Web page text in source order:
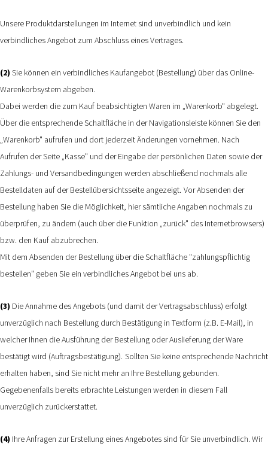
Unsere Produktdarstellungen im Internet sind unverbindlich und kein
verbindliches Angebot zum Abschluss eines Vertrages.
(2) Sie können ein verbindliches Kaufangebot (Bestellung) über das Online-
Warenkorbsystem abgeben.
Dabei werden die zum Kauf beabsichtigten Waren im „Warenkorb" abgelegt.
Über die entsprechende Schaltfläche in der Navigationsleiste können Sie den
„Warenkorb" aufrufen und dort jederzeit Änderungen vornehmen. Nach
Aufrufen der Seite „Kasse" und der Eingabe der persönlichen Daten sowie der
Zahlungs- und Versandbedingungen werden abschließend nochmals alle
Bestelldaten auf der Bestellübersichtsseite angezeigt. Vor Absenden der
Bestellung haben Sie die Möglichkeit, hier sämtliche Angaben nochmals zu
überprüfen, zu ändern (auch über die Funktion „zurück" des Internetbrowsers)
bzw. den Kauf abzubrechen.
Mit dem Absenden der Bestellung über die Schaltfläche "zahlungspflichtig
bestellen" geben Sie ein verbindliches Angebot bei uns ab.
(3) Die Annahme des Angebots (und damit der Vertragsabschluss) erfolgt
unverzüglich nach Bestellung durch Bestätigung in Textform (z.B. E-Mail), in
welcher Ihnen die Ausführung der Bestellung oder Auslieferung der Ware
bestätigt wird (Auftragsbestätigung). Sollten Sie keine entsprechende Nachricht
erhalten haben, sind Sie nicht mehr an Ihre Bestellung gebunden.
Gegebenenfalls bereits erbrachte Leistungen werden in diesem Fall
unverzüglich zurückerstattet.
(4) Ihre Anfragen zur Erstellung eines Angebotes sind für Sie unverbindlich. Wir